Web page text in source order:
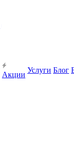
Акции
Услуги Блог